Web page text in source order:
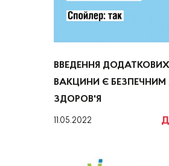
ВВЕДЕННЯ
ВАКЦИНИ Є БЕЗПЕЧНИМ
ЗДОРОВ'Я
11.05.2022